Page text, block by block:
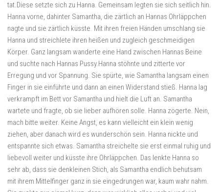
tat.Diese setzte sich zu Hanna. Gemeinsam legten sie sich seitlich hin.
Hanna vorne, dahinter Samantha, die zärtlich an Hannas Ohrläppchen
nagte und sie zärtlich küsste. Mit ihren freien Händen umschlang sie
Hanna und streichlete ihren heißen und zugleich geschmeidigen
Körper. Ganz langsam wanderte eine Hand zwischen Hannas Beine
und suchte nach Hannas Pussy.Hanna stöhnte und zitterte vor
Erregung und vor Spannung. Sie spürte, wie Samantha langsam einen
Finger in sie einführte und dann an einen Widerstand stieß. Hanna lag
verkrampft im Bett vor Samantha und hielt die Luft an. Samantha
wartete und fragte, ob sie lieber aufhören solle. Hanna zögerte. Nein,
mach bitte weiter. Keine Angst, es kann vielleicht ein klein wenig
ziehen, aber danach wird es wunderschön sein. Hanna nickte und
entspannte sich etwas. Samantha streichelte sie erst einmal ruhig und
liebevoll weiter und küsste ihre Ohrläppchen. Das lenkte Hanna so
sehr ab, dass sie denkleinen Stich, als Samantha endlich behutsam
mit ihrem Mittelfinger ganz in sie eingedrungen war, kaum wahr nahm.